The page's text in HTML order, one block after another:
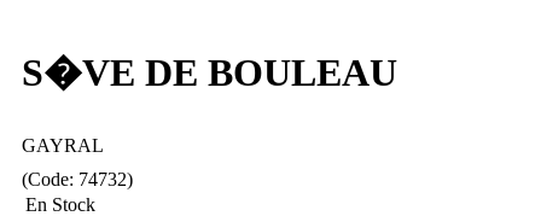
S�VE DE BOULEAU
GAYRAL
(Code: 74732)
En Stock